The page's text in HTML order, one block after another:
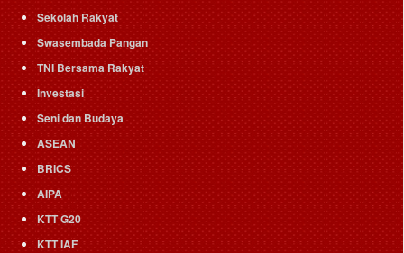
Sekolah Rakyat
Swasembada Pangan
TNI Bersama Rakyat
Investasi
Seni dan Budaya
ASEAN
BRICS
AIPA
KTT G20
KTT IAF